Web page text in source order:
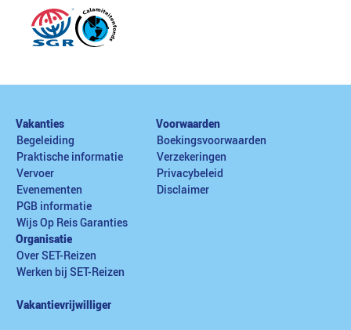
Vakanties
Begeleiding
Praktische informatie
Vervoer
Evenementen
PGB informatie
Wijs Op Reis Garanties
Voorwaarden
Boekingsvoorwaarden
Verzekeringen
Privacybeleid
Disclaimer
Organisatie
Over SET-Reizen
Werken bij SET-Reizen
Vakantievrijwilliger